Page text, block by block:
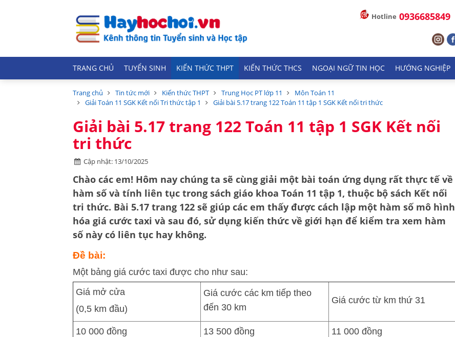
Hotline 0936685849
TRANG CHỦ TUYỂN SINH KIẾN THỨC THPT KIẾN THỨC THCS NGOẠI NGỮ TIN HỌC HƯỚNG NGHIỆP
Trang chủ Tin tức mới Kiến thức THPT Trung Học PT lớp 11
Môn Toán 11
Giải Toán 11 SGK Kết nối Tri thức tập 1
Giải bài 5.17 trang 122 Toán 11 tập 1 SGK Kết nối tri thức
Giải bài 5.17 trang 122 Toán 11 tập 1 SGK Kết nối
tri thức
Cập nhật: 13/10/2025
Chào các em! Hôm nay chúng ta sẽ cùng giải một bài toán ứng dụng rất thực tế về
hàm số và tính liên tục trong sách giáo khoa Toán 11 tập 1, thuộc bộ sách Kết nối
tri thức. Bài 5.17 trang 122 sẽ giúp các em thấy được cách lập một hàm số mô hình
hóa giá cước taxi và sau đó, sử dụng kiến thức về giới hạn để kiểm tra xem hàm
số này có liên tục hay không.
Đề bài:
Một bảng giá cước taxi được cho như sau:
Giá mở cửa
(0,5 km đầu)
Giá cước các km tiếp theo
đến 30 km
Giá cước từ km thứ 31
10 000 đồng 13 500 đồng 11 000 đồng